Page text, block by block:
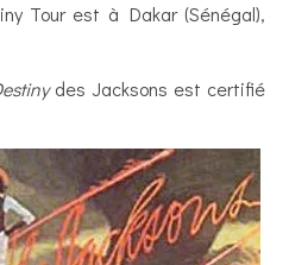
Tour est à Dakar (Sénégal),
des Jacksons est certifié